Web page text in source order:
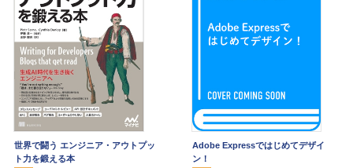
世界で闘う エンジニア・アウトプッ
ト力を鍛える本
Adobe Expressではじめてデザイ
ン！